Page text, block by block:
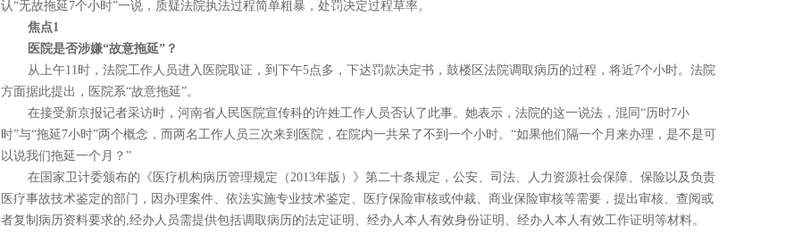
认“无故拖延7个小时”一说，质疑法院执法过程简单粗暴，处罚决定过程草率。
焦点1
医院是否涉嫌“故意拖延”？
从上午11时，法院工作人员进入医院取证，到下午5点多，下达罚款决定书，鼓楼区法院调取病历的过程，将近7个小时。法院
方面据此提出，医院系“故意拖延”。
在接受新京报记者采访时，河南省人民医院宣传科的许姓工作人员否认了此事。她表示，法院的这一说法，混同“历时7小
时”与“拖延7小时”两个概念，而两名工作人员三次来到医院，在院内一共呆了不到一个小时。“如果他们隔一个月来办理，是不是可
以说我们拖延一个月？”
在国家卫计委颁布的《医疗机构病历管理规定（2013年版）》第二十条规定，公安、司法、人力资源社会保障、保险以及负责
医疗事故技术鉴定的部门，因办理案件、依法实施专业技术鉴定、医疗保险审核或仲裁、商业保险审核等需要，提出审核、查阅或
者复制病历资料要求的,经办人员需提供包括调取病历的法定证明、经办人本人有效身份证明、经办人本人有效工作证明等材料。